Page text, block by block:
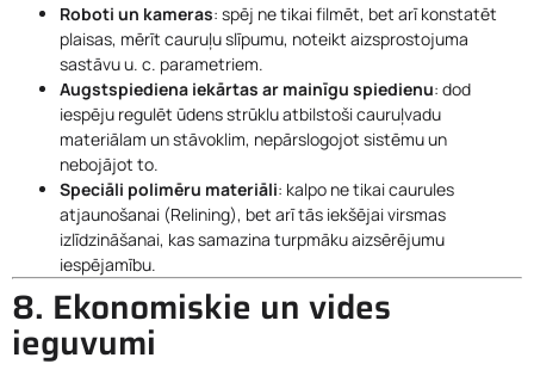
Roboti un kameras: spēj ne tikai filmēt, bet arī konstatēt
plaisas, mērīt cauruļu slīpumu, noteikt aizsprostojuma
sastāvu u. c. parametriem.
Augstspiediena iekārtas ar mainīgu spiedienu: dod
iespēju regulēt ūdens strūklu atbilstoši cauruļvadu
materiālam un stāvoklim, nepārslogojot sistēmu un
nebojājot to.
Speciāli polimēru materiāli: kalpo ne tikai caurules
atjaunošanai (Relining), bet arī tās iekšējai virsmas
izlīdzināšanai, kas samazina turpmāku aizsērējumu
iespējamību.
8. Ekonomiskie un vides
ieguvumi